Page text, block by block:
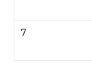
7